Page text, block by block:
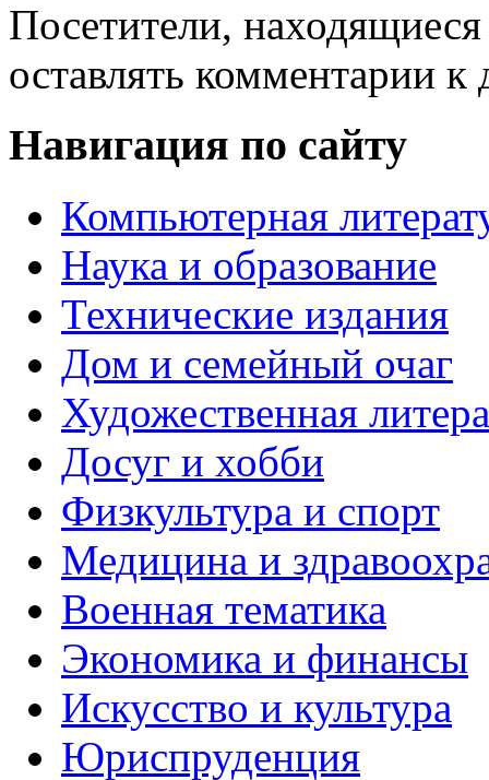
Посетители,
оставлять комментарии к
Навигация по сайту
Компьютерная
Наука и образование
Технические издания
Дом и семейный очаг
Художественная
Досуг и хобби
Физкультура и спорт
Медицина и
Военная тематика
Экономика и финансы
Искусство и культура
Юриспруденция